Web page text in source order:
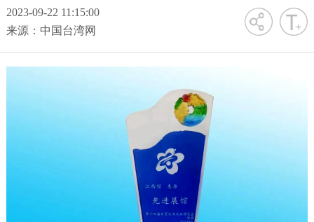
2023-09-22 11:15:00
来源：中国台湾网
字号